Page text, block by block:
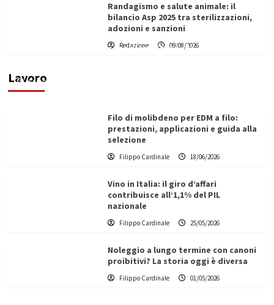
Randagismo e salute animale: il
bilancio Asp 2025 tra sterilizzazioni,
adozioni e sanzioni
Redazione 09/08/2026
Lavoro
L’ingegnere saccense Buscarnera partner chiave
di un progetto transnazionale per la transizione
Filippo Cardinale
Filo di molibdeno per EDM a filo:
prestazioni, applicazioni e guida alla
selezione
Filippo Cardinale 18/06/2026
Vino in Italia: il giro d’affari
contribuisce all’1,1% del PIL
nazionale
Filippo Cardinale 25/05/2026
Noleggio a lungo termine con canoni
proibitivi? La storia oggi è diversa
Filippo Cardinale 01/05/2026